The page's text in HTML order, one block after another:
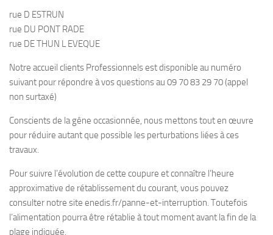
rue D ESTRUN
rue DU PONT RADE
rue DE THUN L EVEQUE
Notre accueil clients Professionnels est disponible au numéro
suivant pour répondre à vos questions au 09 70 83 29 70 (appel
non surtaxé)
Conscients de la gêne occasionnée, nous mettons tout en œuvre
pour réduire autant que possible les perturbations liées à ces
travaux.
Pour suivre l’évolution de cette coupure et connaître l’heure
approximative de rétablissement du courant, vous pouvez
consulter notre site enedis.fr/panne-et-interruption. Toutefois
l’alimentation pourra être rétablie à tout moment avant la fin de la
plage indiquée.